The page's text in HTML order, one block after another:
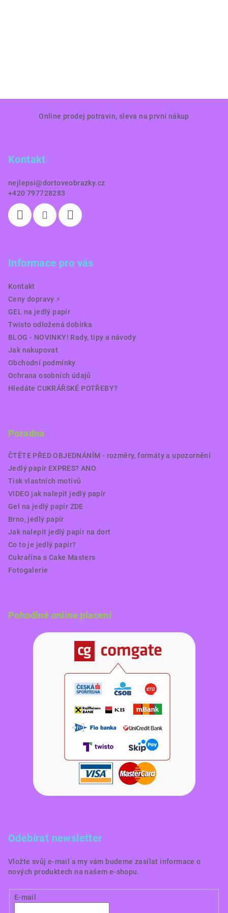
Online prodej potravin, sleva na první nákup
Kontakt
nejlepsi@dortoveobrazky.cz
+420 797728283
Informace pro vás
Kontakt
Ceny dopravy ⚡️
GEL na jedlý papír
Twisto odložená dobírka
BLOG - NOVINKY! Rady, tipy a návody
Jak nakupovat
Obchodní podmínky
Ochrana osobních údajů
Hledáte CUKRÁŘSKÉ POTŘEBY?
Poradna
ČTĚTE PŘED OBJEDNÁNÍM - rozměry, formáty a upozornění
Jedlý papír EXPRES? ANO
Tisk vlastních motivů
VIDEO jak nalepit jedlý papír
Gel na jedlý papír ZDE
Brno, jedlý papír
Jak nalepit jedlý papír na dort
Co to je jedlý papír?
Cukrařina s Cake Masters
Fotogalerie
Pohodlné online placení
Odebírat newsletter
Vložte svůj e-mail a my vám budeme zasílat informace o
nových produktech na našem e-shopu.
E-mail